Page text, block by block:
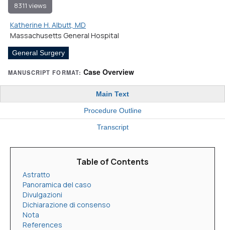
8311 views
Katherine H. Albutt, MD
Massachusetts General Hospital
General Surgery
MANUSCRIPT FORMAT: Case Overview
Main Text
Procedure Outline
Transcript
Table of Contents
Astratto
Panoramica del caso
Divulgazioni
Dichiarazione di consenso
Nota
References